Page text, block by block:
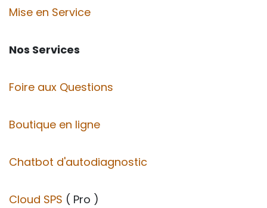
Mise en Service
Nos Services
Foire aux Questions
Boutique en ligne
Chatbot d'autodiagnostic
Cloud SPS ( Pro )